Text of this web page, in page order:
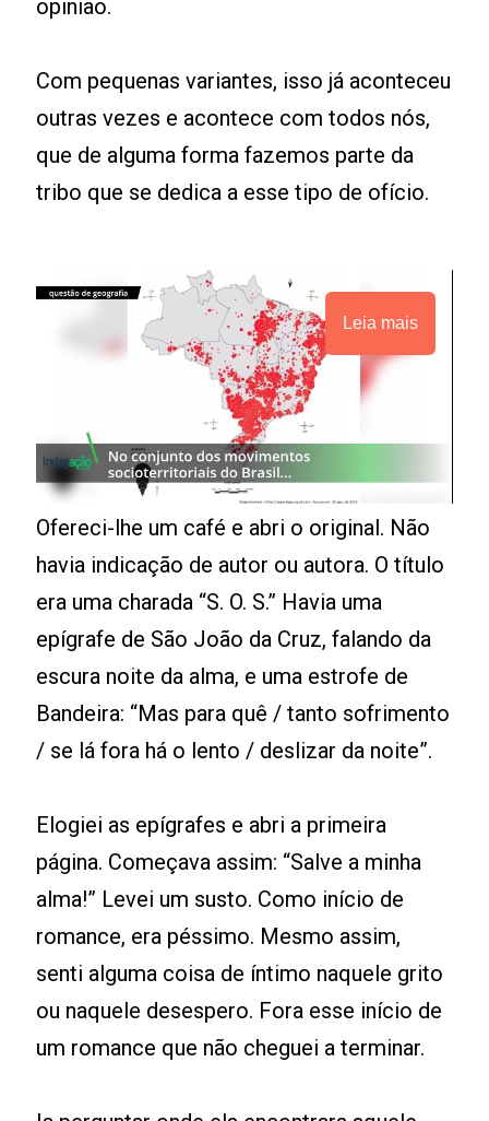
opinião.
Com pequenas variantes, isso já aconteceu
outras vezes e acontece com todos nós,
que de alguma forma fazemos parte da
tribo que se dedica a esse tipo de ofício.
Leia mais
Ofereci-lhe um café e abri o original. Não
havia indicação de autor ou autora. O título
era uma charada “S. O. S.” Havia uma
epígrafe de São João da Cruz, falando da
escura noite da alma, e uma estrofe de
Bandeira: “Mas para quê / tanto sofrimento
/ se lá fora há o lento / deslizar da noite”.
Elogiei as epígrafes e abri a primeira
página. Começava assim: “Salve a minha
alma!” Levei um susto. Como início de
romance, era péssimo. Mesmo assim,
senti alguma coisa de íntimo naquele grito
ou naquele desespero. Fora esse início de
um romance que não cheguei a terminar.